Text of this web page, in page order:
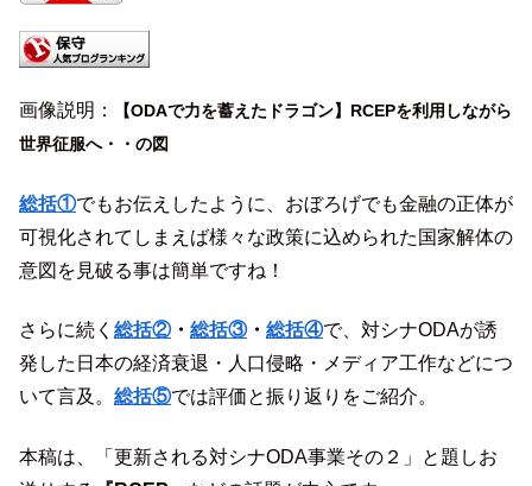
画像説明：
【ODAで力を蓄えたドラゴン】RCEPを利用しながら
世界征服へ・・の図
総括①でもお伝えしたように、おぼろげでも金融の正体が
可視化されてしまえば様々な政策に込められた国家解体の
意図を見破る事は簡単ですね！
さらに続く 総括②・ 総括③・ 総括④で、対シナODAが誘
発した日本の経済衰退・人口侵略・メディア工作などにつ
いて言及。 総括⑤では評価と振り返りをご紹介。
本稿は、「更新される対シナODA事業その２」と題しお